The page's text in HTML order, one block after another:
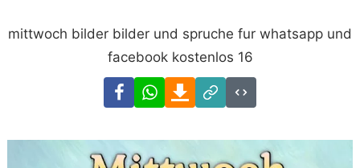
mittwoch bilder bilder und spruche fur whatsapp und
facebook kostenlos 16
FacebookWhatsAppDownload
Link
Code